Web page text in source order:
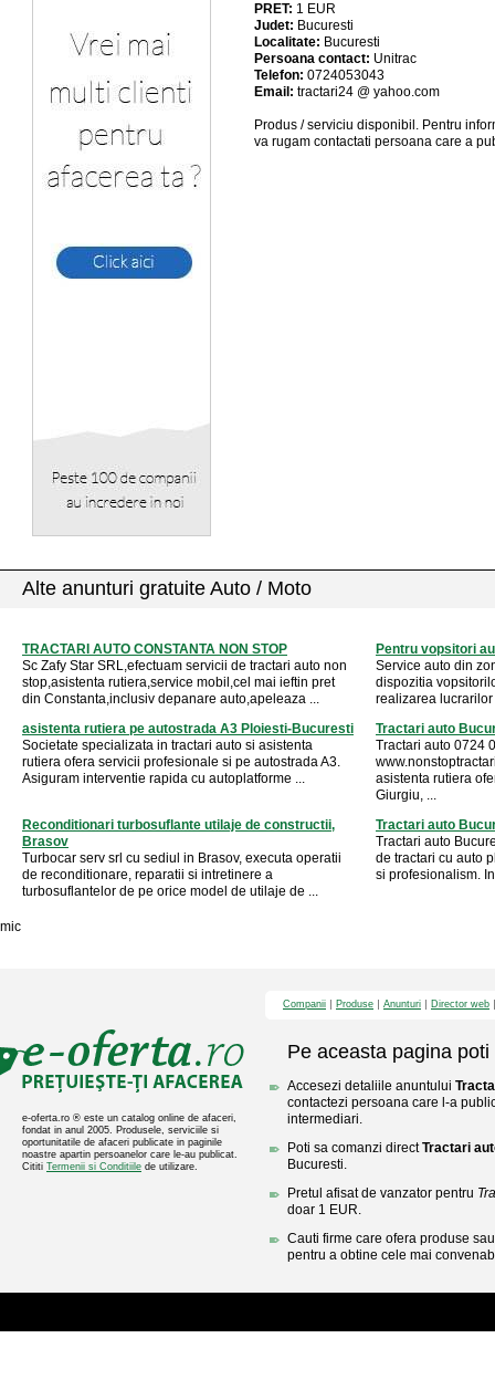
PRET: 1 EUR
Judet: Bucuresti
Localitate: Bucuresti
Persoana contact: Unitrac
Telefon: 0724053043
Email: tractari24 @ yahoo.com
Produs / serviciu disponibil . Pentru
va rugam contactati persoana care a
Alte anunturi gratuite Auto / Moto
TRACTARI AUTO CONSTANTA NON STOP
Sc Zafy Star SRL,efectuam servicii de tractari auto non
stop,asistenta rutiera,service mobil,cel mai ieftin pret
din Constanta,inclusiv depanare auto,apeleaza ...
Pentru vopsitori
Service auto din
dispozitia
realizarea
asistenta rutiera pe autostrada A3 Ploiesti-Bucuresti
Societate specializata in tractari auto si asistenta
rutiera ofera servicii profesionale si pe autostrada A3.
Asiguram interventie rapida cu autoplatforme ...
Tractari auto
Tractari auto 0724
asistenta rutiera
Giurgiu, ...
Reconditionari turbosuflante utilaje de constructii,
Brasov
Turbocar serv srl cu sediul in Brasov, executa operatii
de reconditionare, reparatii si intretinere a
turbosuflantelor de pe orice model de utilaje de ...
Tractari auto
Tractari auto
de tractari cu auto
si profesionalism.
mic
e-oferta.ro ® este un catalog online de afaceri,
fondat in anul 2005. Produsele, serviciile si
oportunitatile de afaceri publicate in paginile
noastre apartin persoanelor care le-au publicat.
Cititi Termenii si Conditiile de utilizare.
Companii Produse Anunturi Director web
Pe aceasta pagina poti
Accesezi detaliile anuntului
contactezi persoana care l-a
intermediari.
Poti sa comanzi directTractari
Bucuresti.
Pretul afisat de vanzator pentru
doar 1 EUR.
Cauti firme care ofera produse
pentru a obtine cele mai